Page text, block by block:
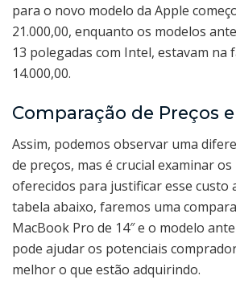
para o novo modelo da Apple
21.000,00, enquanto os modelos
13 polegadas com Intel, estavam na
14.000,00.
Comparação de Preços
Assim, podemos observar uma
de preços, mas é crucial examinar
oferecidos para justificar esse custo
tabela abaixo, faremos uma
MacBook Pro de 14″ e o modelo
pode ajudar os potenciais
melhor o que estão adquirindo.